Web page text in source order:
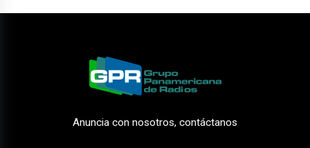
Anuncia con nosotros, contáctanos